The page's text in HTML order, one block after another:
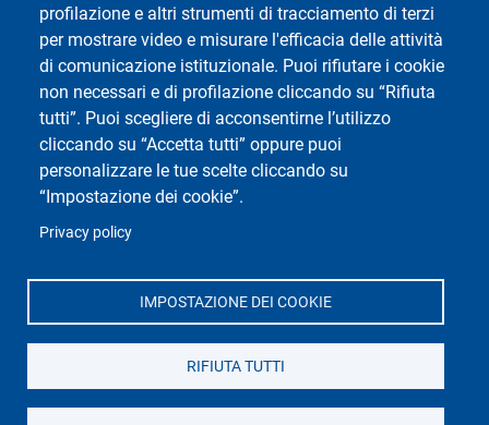
profilazione e altri strumenti di tracciamento di terzi
per mostrare video e misurare l'efficacia delle attività
di comunicazione istituzionale. Puoi rifiutare i cookie
non necessari e di profilazione cliccando su “Rifiuta
tutti”. Puoi scegliere di acconsentirne l’utilizzo
cliccando su “Accetta tutti” oppure puoi
personalizzare le tue scelte cliccando su
“Impostazione dei cookie”.
Privacy policy
IMPOSTAZIONE DEI COOKIE
RIFIUTA TUTTI
Social del corso di laurea
Dipartimento di Scienze Politiche e Sociali
Social di Ateneo